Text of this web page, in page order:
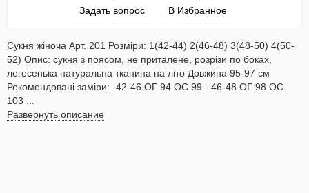
Задать вопрос В Избранное
Сукня жіноча Арт. 201 Розміри: 1(42-44) 2(46-48) 3(48-50) 4(50-
52) Опис: сукня з поясом, не приталене, розрізи по боках,
легесенька натуральна тканина на літо Довжина 95-97 см
Рекомендовані заміри: -42-46 ОГ 94 ОС 99 - 46-48 ОГ 98 ОС
103 ...
Развернуть описание